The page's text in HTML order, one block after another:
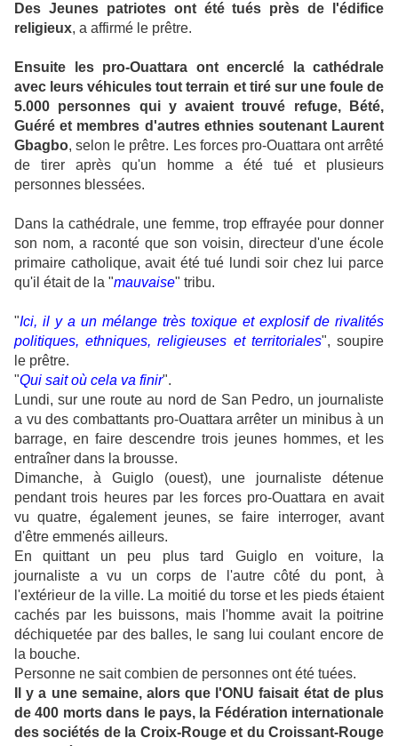
Des Jeunes patriotes ont été tués près de l'édifice
religieux, a affirmé le prêtre.
Ensuite les pro-Ouattara ont encerclé la cathédrale
avec leurs véhicules tout terrain et tiré sur une foule de
5.000 personnes qui y avaient trouvé refuge, Bété,
Guéré et membres d'autres ethnies soutenant Laurent
Gbagbo, selon le prêtre. Les forces pro-Ouattara ont arrêté
de tirer après qu'un homme a été tué et plusieurs
personnes blessées.
Dans la cathédrale, une femme, trop effrayée pour donner
son nom, a raconté que son voisin, directeur d'une école
primaire catholique, avait été tué lundi soir chez lui parce
qu'il était de la "mauvaise" tribu.
"Ici, il y a un mélange très toxique et explosif de rivalités
politiques, ethniques, religieuses et territoriales", soupire
le prêtre.
"Qui sait où cela va finir".
Lundi, sur une route au nord de San Pedro, un journaliste
a vu des combattants pro-Ouattara arrêter un minibus à un
barrage, en faire descendre trois jeunes hommes, et les
entraîner dans la brousse.
Dimanche, à Guiglo (ouest), une journaliste détenue
pendant trois heures par les forces pro-Ouattara en avait
vu quatre, également jeunes, se faire interroger, avant
d'être emmenés ailleurs.
En quittant un peu plus tard Guiglo en voiture, la
journaliste a vu un corps de l'autre côté du pont, à
l'extérieur de la ville. La moitié du torse et les pieds étaient
cachés par les buissons, mais l'homme avait la poitrine
déchiquetée par des balles, le sang lui coulant encore de
la bouche.
Personne ne sait combien de personnes ont été tuées.
Il y a une semaine, alors que l'ONU faisait état de plus
de 400 morts dans le pays, la Fédération internationale
des sociétés de la Croix-Rouge et du Croissant-Rouge